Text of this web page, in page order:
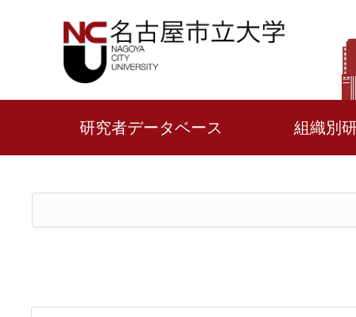
研究者データベース 組織別